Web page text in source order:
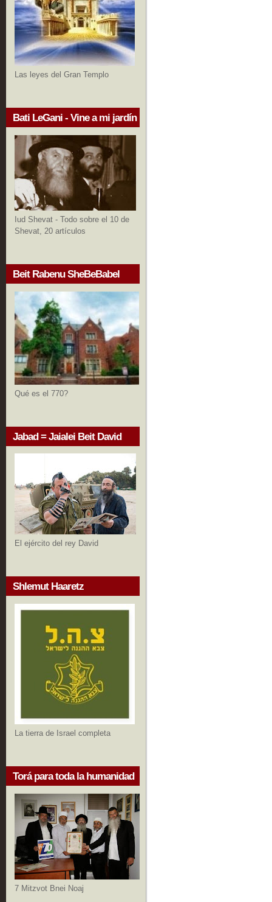
Las leyes del Gran Templo
Bati LeGani - Vine a mi jardín
Iud Shevat - Todo sobre el 10 de
Shevat, 20 artículos
Beit Rabenu SheBeBabel
Qué es el 770?
Jabad = Jaialei Beit David
El ejército del rey David
Shlemut Haaretz
La tierra de Israel completa
Torá para toda la humanidad
7 Mitzvot Bnei Noaj